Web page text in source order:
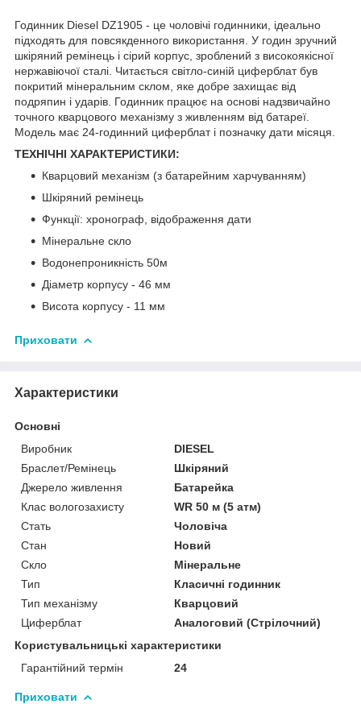
Годинник Diesel DZ1905 - це чоловічі годинники, ідеально
підходять для повсякденного використання. У годин зручний
шкіряний ремінець і сірий корпус, зроблений з високоякісної
нержавіючої сталі. Читається світло-синій циферблат був
покритий мінеральним склом, яке добре захищає від
подряпин і ударів. Годинник працює на основі надзвичайно
точного кварцового механізму з живленням від батареї.
Модель має 24-годинний циферблат і позначку дати місяця.
ТЕХНІЧНІ ХАРАКТЕРИСТИКИ:
Кварцовий механізм (з батарейним харчуванням)
Шкіряний ремінець
Функції: хронограф, відображення дати
Мінеральне скло
Водонепроникність 50м
Діаметр корпусу - 46 мм
Висота корпусу - 11 мм
Приховати
Характеристики
Основні
Виробник
DIESEL
Браслет/Ремінець
Шкіряний
Джерело живлення
Батарейка
Клас вологозахисту
WR 50 м (5 атм)
Стать
Чоловіча
Стан
Новий
Скло
Мінеральне
Тип
Класичні годинник
Тип механізму
Кварцовий
Циферблат
Аналоговий (Стрілочний)
Користувальницькі характеристики
Гарантійний термін
24
Приховати